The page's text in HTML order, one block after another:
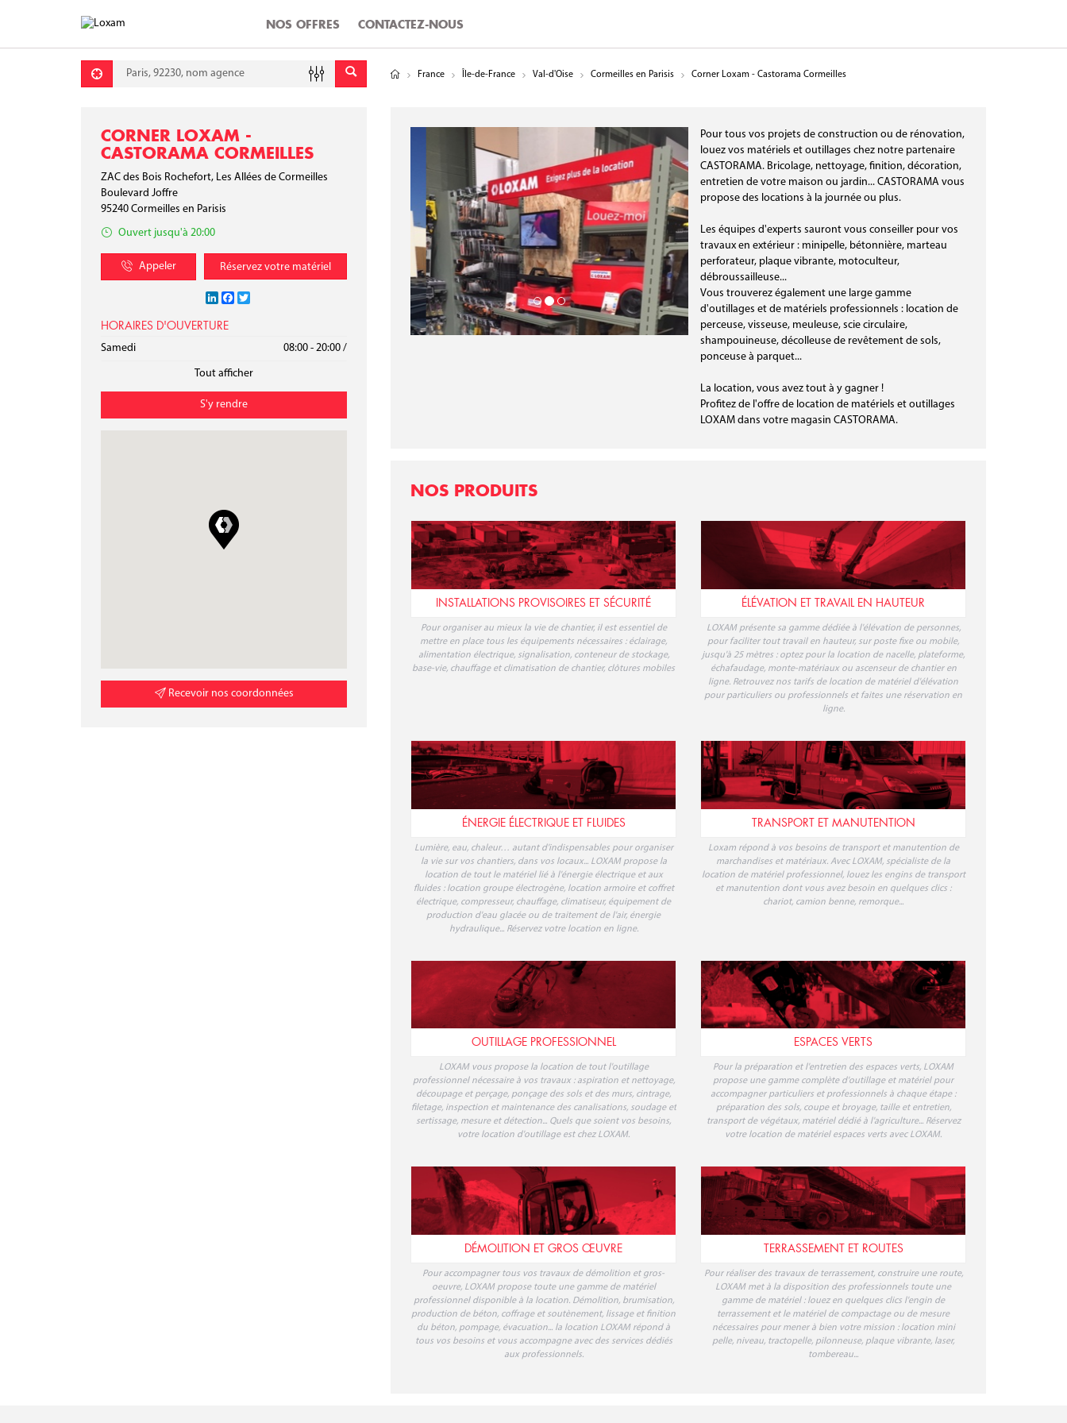
NOS OFFRES CONTACTEZ-NOUS
Requête Latitude
Longitude
France Île-de-France Val-d'Oise Cormeilles en Parisis Corner Loxam - Castorama Cormeilles
CORNER LOXAM -
CASTORAMA CORMEILLES
ZAC des Bois Rochefort, Les Allées de Cormeilles
Boulevard Joffre
95240 Cormeilles en Parisis
Ouvert jusqu'à 20:00
Appeler Réservez votre matériel
LinkedInFacebook
HORAIRES D'OUVERTURE
Lundi 08:00 - 20:00 /
Mardi 08:00 - 20:00 /
Mercredi 08:00 - 20:00 /
Jeudi 08:00 - 20:00 /
Vendredi 08:00 - 20:00 /
Samedi 08:00 - 20:00 /
Tout afficher
S'y rendre
Recevoir nos coordonnées
Pour tous vos projets de construction ou de rénovation,
louez vos matériels et outillages chez notre partenaire
CASTORAMA. Bricolage, nettoyage, finition, décoration,
entretien de votre maison ou jardin... CASTORAMA vous
propose des locations à la journée ou plus.
Les équipes d'experts sauront vous conseiller pour vos
travaux en extérieur : minipelle, bétonnière, marteau
perforateur, plaque vibrante, motoculteur,
débroussailleuse...
Vous trouverez également une large gamme
d'outillages et de matériels professionnels : location de
perceuse, visseuse, meuleuse, scie circulaire,
shampouineuse, décolleuse de revêtement de sols,
ponceuse à parquet...
La location, vous avez tout à y gagner !
Profitez de l'offre de location de matériels et outillages
LOXAM dans votre magasin CASTORAMA.
NOS PRODUITS
base-vie, chauffage et climatisation de chantier, clôtures mobiles
ÉLÉVATION ET TRAVAIL EN HAUTEUR
LOXAM présente sa gamme dédiée à l'élévation de personnes,
échafaudage, monte-matériaux ou ascenseur de chantier en
ligne. Retrouvez nos tarifs de location de matériel d'élévation
pour particuliers ou professionnels et faites une réservation en
ligne.
ÉNERGIE ÉLECTRIQUE ET FLUIDES
Lumière, eau, chaleur… autant d'indispensables pour organiser
fluides : location groupe électrogène, location armoire et coffret
électrique, compresseur, chauffage, climatiseur, équipement de
production d'eau glacée ou de traitement de l'air, énergie
hydraulique... Réservez votre location en ligne.
TRANSPORT ET MANUTENTION
et manutention dont vous avez besoin en quelques clics :
chariot, camion benne, remorque...
OUTILLAGE PROFESSIONNEL
découpage et perçage, ponçage des sols et des murs, cintrage,
filetage, inspection et maintenance des canalisations, soudage et
sertissage, mesure et détection... Quels que soient vos besoins,
votre location d'outillage est chez LOXAM.
ESPACES VERTS
accompagner particuliers et professionnels à chaque étape :
préparation des sols, coupe et broyage, taille et entretien,
transport de végétaux, matériel dédié à l'agriculture... Réservez
votre location de matériel espaces verts avec LOXAM.
DÉMOLITION ET GROS ŒUVRE
Pour accompagner tous vos travaux de démolition et gros-
TERRASSEMENT ET ROUTES
Pour réaliser des travaux de terrassement, construire une route,